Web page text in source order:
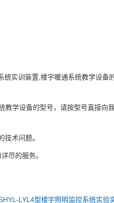
实训装置,楼宇暖通系统教学设备
教学设备的型号，请按型号直接向
术问题。
尽的服务。
LYL4型楼宇照明监控系统实验